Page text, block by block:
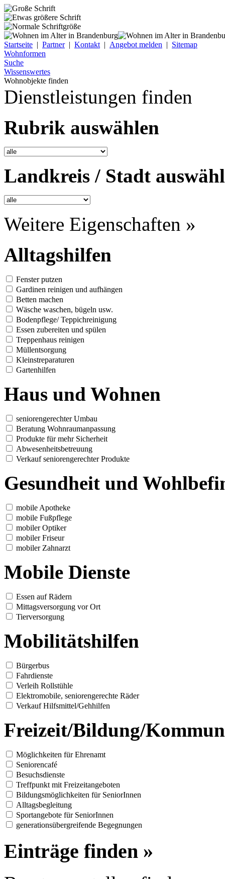
Startseite | Partner| Kontakt | Angebot melden | Sitemap
Wohnformen
Suche
Wissenswertes
Wohnobjekte finden
Dienstleistungen finden
Rubrik auswählen
Landkreis / Stadt
Weitere Eigenschaften »
Alltagshilfen
Fenster putzen
Gardinen reinigen und aufhängen
Betten machen
Wäsche waschen, bügeln usw.
Bodenpflege/ Teppichreinigung
Essen zubereiten und spülen
Treppenhaus reinigen
Müllentsorgung
Kleinstreparaturen
Gartenhilfen
Haus und Wohnen
seniorengerechter Umbau
Beratung Wohnraumanpassung
Produkte für mehr Sicherheit
Abwesenheitsbetreuung
Verkauf seniorengerechter Produkte
Gesundheit und
mobile Apotheke
mobile Fußpflege
mobiler Optiker
mobiler Friseur
mobiler Zahnarzt
Mobile Dienste
Essen auf Rädern
Mittagsversorgung vor Ort
Tierversorgung
Mobilitätshilfen
Bürgerbus
Fahrdienste
Verleih Rollstühle
Elektromobile, seniorengerechte Räder
Verkauf Hilfsmittel/Gehhilfen
Freizeit/Bildung/
Möglichkeiten für Ehrenamt
Seniorencafé
Besuchsdienste
Treffpunkt mit Freizeitangeboten
Bildungsmöglichkeiten für SeniorInnen
Alltagsbegleitung
Sportangebote für SeniorInnen
generationsübergreifende Begegnungen
Einträge finden »